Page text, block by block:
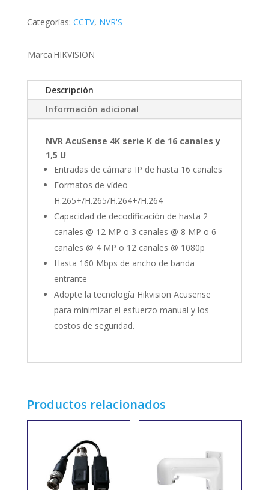
Categorías: CCTV, NVR'S
Marca HIKVISION
Descripción
Información adicional
NVR AcuSense 4K serie K de 16 canales y
1,5 U
Entradas de cámara IP de hasta 16 canales
Formatos de vídeo
H.265+/H.265/H.264+/H.264
Capacidad de decodificación de hasta 2
canales @ 12 MP o 3 canales @ 8 MP o 6
canales @ 4 MP o 12 canales @ 1080p
Hasta 160 Mbps de ancho de banda
entrante
Adopte la tecnología Hikvision Acusense
para minimizar el esfuerzo manual y los
costos de seguridad.
Productos relacionados